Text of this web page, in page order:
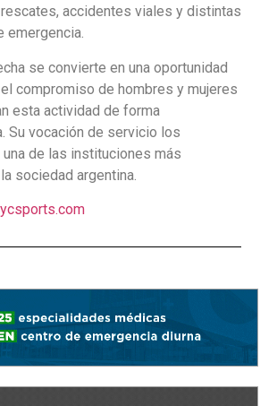
accidentes viales y distintas
emergencia.
se convierte en una oportunidad
compromiso de hombres y mujeres
esta actividad de forma
Su vocación de servicio los
de las instituciones más
sociedad argentina.